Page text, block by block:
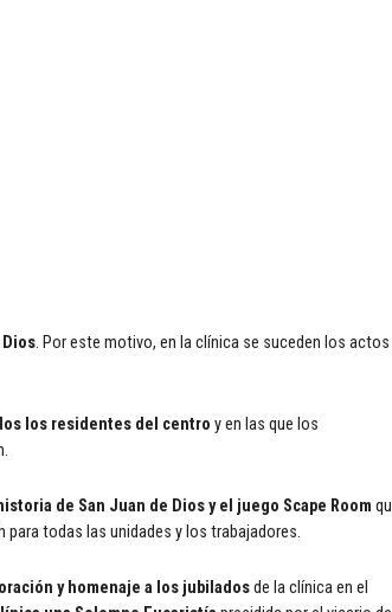
. Por este motivo, en la clínica se suceden los actos
los residentes del centro y en las que los
de San Juan de Dios y el juego Scape Room
para todas las unidades y los trabajadores.
y homenaje a los jubiladosde la clínica en el